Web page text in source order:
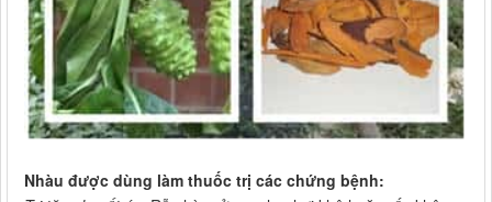
Nhàu được dùng làm thuốc trị các chứng bệnh: